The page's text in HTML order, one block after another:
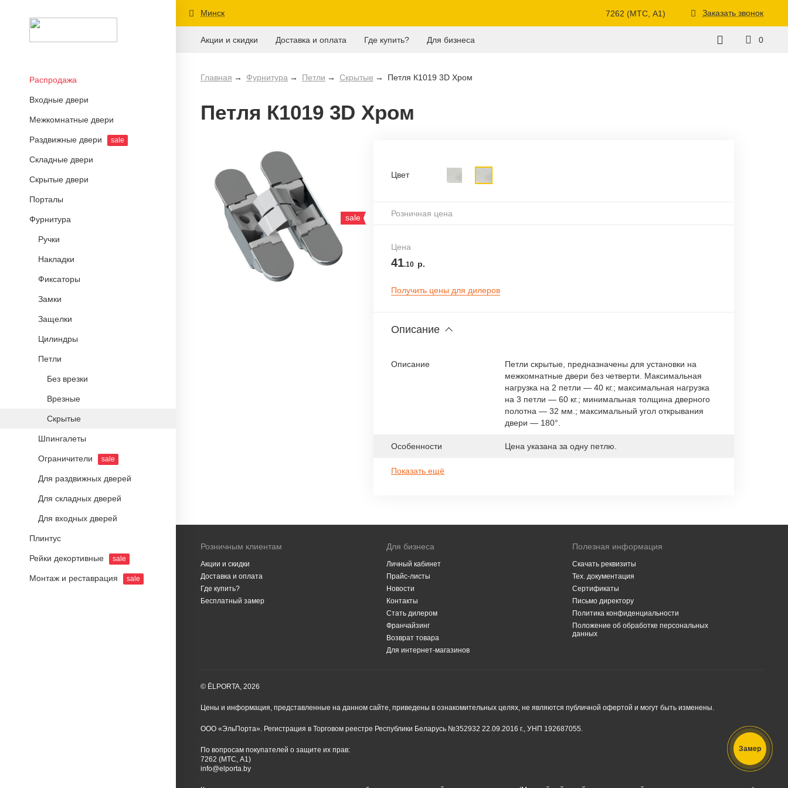
Распродажа
Входные двери
Межкомнатные двери
Раздвижные двери sale
Складные двери
Скрытые двери
Порталы
Фурнитура
Ручки
Накладки
Фиксаторы
Замки
Защелки
Цилиндры
Петли
Без врезки
Врезные
Скрытые
Шпингалеты
Ограничители sale
Для раздвижных дверей
Для складных дверей
Для входных дверей
Плинтус
Рейки декортивные sale
Монтаж и реставрация sale
Минск 7262 (МТС, A1) Заказать звонок
Акции и скидки Доставка и оплата Где купить? Для бизнеса 0
Главная Фурнитура Петли Скрытые Петля К1019 3D Хром
Петля К1019 3D Хром
sale
Цвет
Розничная цена
Цена
41.10 р.
Получить цены для дилеров
Описание
Описание
Петли скрытые, предназначены для установки на
межкомнатные двери без четверти. Максимальная
нагрузка на 2 петли — 40 кг.; максимальная нагрузка
на 3 петли — 60 кг.; минимальная толщина дверного
полотна — 32 мм.; максимальный угол открывания
двери — 180°.
Особенности Цена указана за одну петлю.
Показать ещё
Розничным клиентам
Акции и скидки
Доставка и оплата
Где купить?
Бесплатный замер
Для бизнеса
Личный кабинет
Прайс-листы
Новости
Контакты
Стать дилером
Франчайзинг
Возврат товара
Для интернет-магазинов
Полезная информация
Скачать реквизиты
Тех. документация
Сертификаты
Письмо директору
Политика конфиденциальности
Положение об обработке персональных
данных
© ĒLPORTA, 2026
Цены и информация, представленные на данном сайте, приведены в ознакомительных целях, не являются публичной офертой и могут быть изменены.
ООО «ЭльПорта». Регистрация в Торговом реестре Республики Беларусь №352932 22.09.2016 г., УНП 192687055.
По вопросам покупателей о защите их прав:
7262 (МТС, A1)
info@elporta.by
Замер